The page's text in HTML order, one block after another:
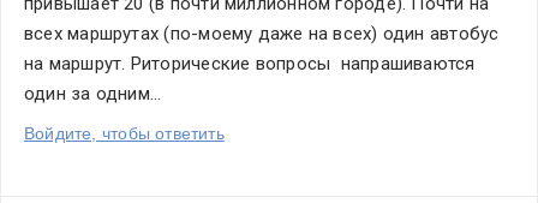
всех маршрутах (по-моему даже на всех) один автобус
на маршрут. Риторические вопросы  напрашиваются
один за одним...
Войдите, чтобы ответить